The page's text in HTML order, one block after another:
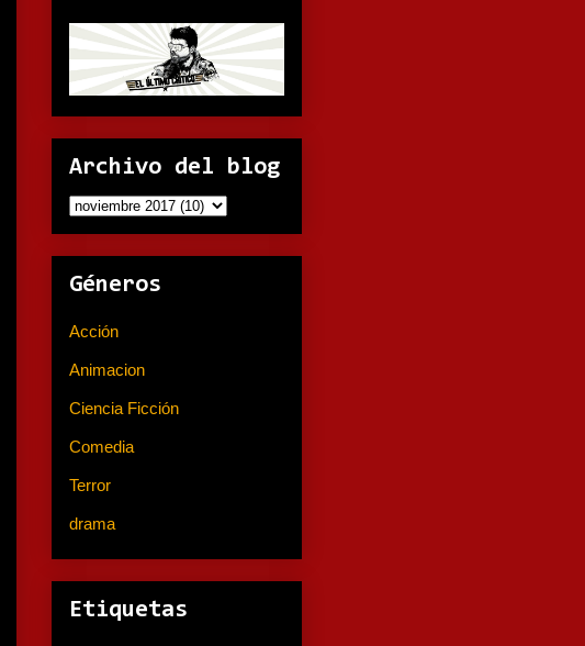
Archivo del blog
Géneros
Acción
Animacion
Ciencia Ficción
Comedia
Terror
drama
Etiquetas